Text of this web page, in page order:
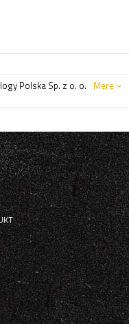
Polska Sp. z o. o. Mere